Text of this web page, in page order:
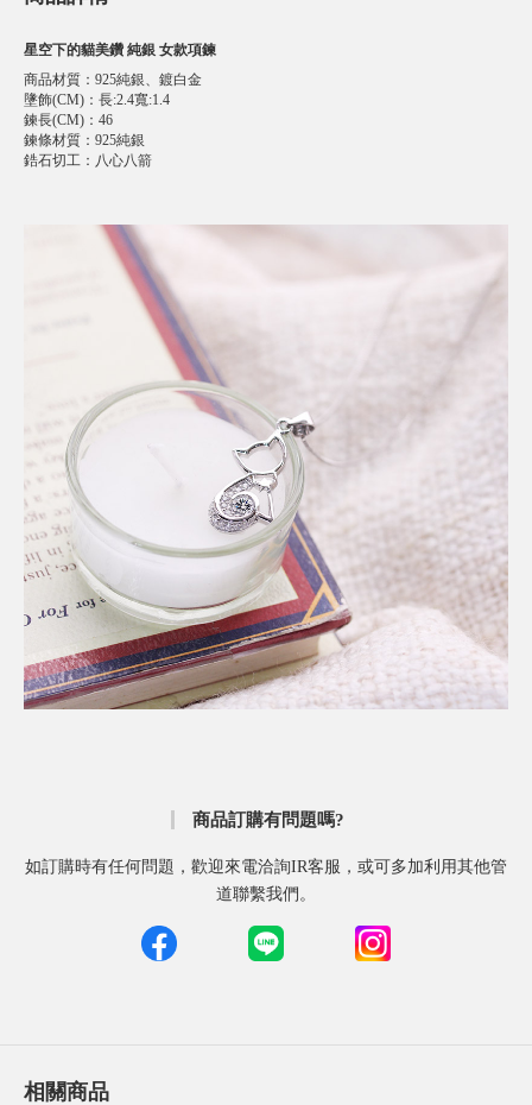
星空下的貓美鑽 純銀 女款項鍊
商品材質 ： 925純銀、鍍白金
墬飾(CM) ： 長:2.4寬:1.4
鍊長(CM) ： 46
鍊條材質 ： 925純銀
鋯石切工 ： 八心八箭
商品訂購有問題嗎?
如訂購時有任何問題，歡迎來電洽詢IR客服，或可多加利用其他管
道聯繫我們。
相關商品